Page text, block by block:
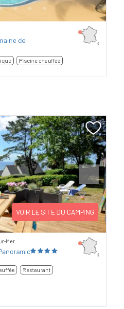
de
Piscine chauffée
Next
VOIR LE SITE DU CAMPING
Mer
Restaurant